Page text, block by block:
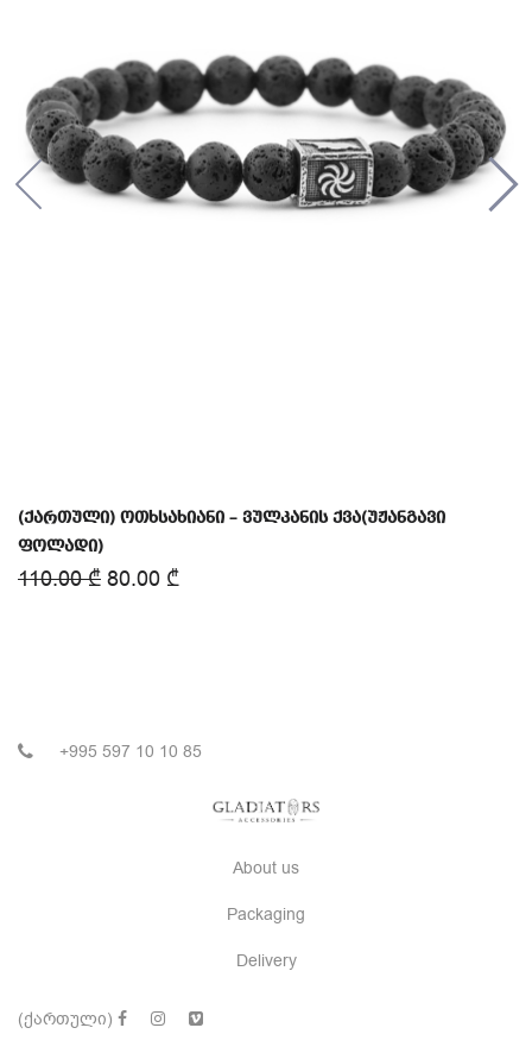
(ქართული) ოთხსახიანი – ვულკანის ქვა(უჟანგავი
ფოლადი)
110.00₾ 80.00 ₾
+995 597 10 10 85
About us
Packaging
Delivery
(ქართული)